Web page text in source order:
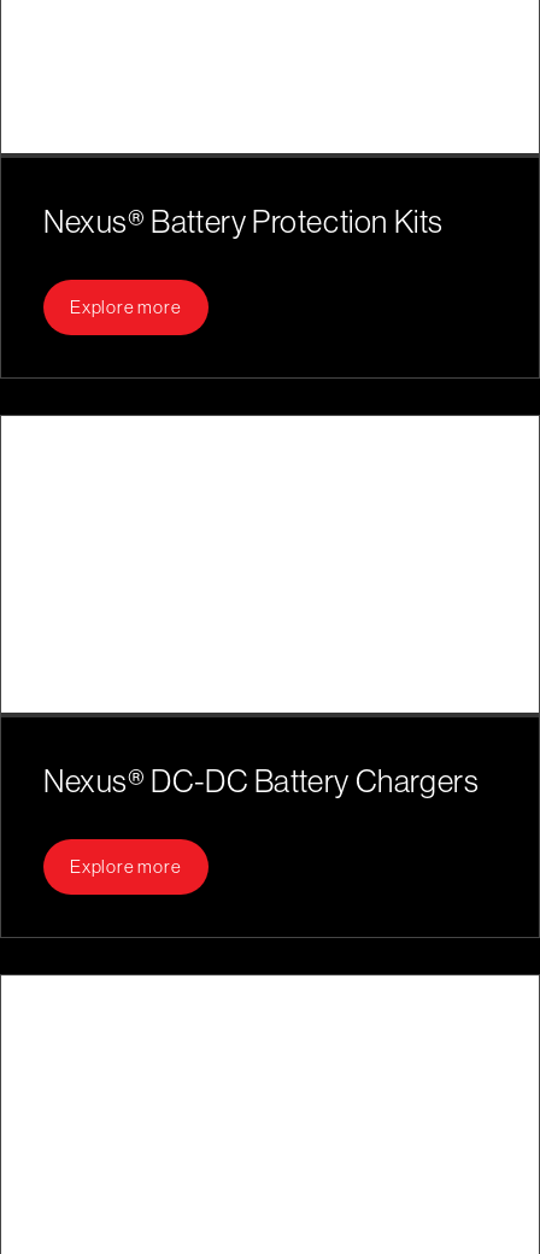
Nexus® Battery Protection Kits
Explore more
Nexus® DC-DC Battery Chargers
Explore more